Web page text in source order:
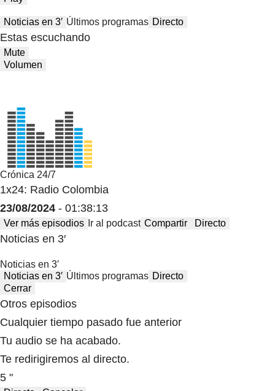
Noticias en 3′ Últimos programas Directo
Estas escuchando
Mute
Volumen
Crónica 24/7
1x24: Radio Colombia
23/08/2024 - 01:38:13
Ver más episodios Ir al podcast Compartir Directo
Noticias en 3′
Noticias en 3′
Noticias en 3′ Últimos programas Directo
Cerrar
Otros episodios
Cualquier tiempo pasado fue anterior
Tu audio se ha acabado.
Te redirigiremos al directo.
5 "